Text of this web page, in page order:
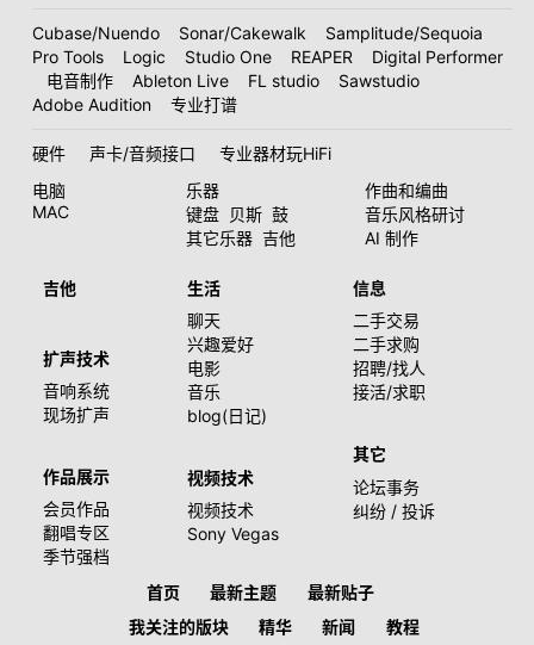
Cubase/Nuendo Sonar/Cakewalk
Samplitude/Sequoia
Pro Tools
Logic Studio One REAPER
Digital Performer
电音制作
Ableton Live FL studio
Sawstudio
Adobe Audition
专业打谱
硬件 声卡/音频接口
专业器材玩HiFi
电脑
MAC
乐器
键盘 贝斯 鼓
其它乐器 吉他
作曲和编曲
音乐风格研讨
AI 制作
吉他
扩声技术
音响系统
现场扩声
作品展示
会员作品
翻唱专区
季节强档
生活
聊天
兴趣爱好
电影
音乐
blog(日记)
视频技术
视频技术
Sony Vegas
信息
二手交易
二手求购
招聘/找人
接活/求职
其它
论坛事务
纠纷 / 投诉
首页 最新主题
最新贴子
我关注的版块
精华 新闻 教程